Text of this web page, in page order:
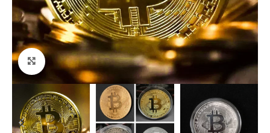
Click to enlarge